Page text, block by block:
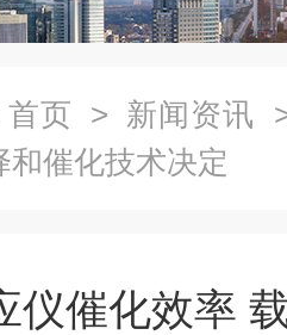
首页 > 新闻资讯
和催化技术决定
仪催化效率